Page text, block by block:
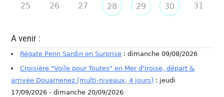
25 26 27 28 29 30 31
A venir :
Régate Penn Sardin en Surprise : dimanche 09/08/2026
Croisière "Voile pour Toutes" en Mer d'Iroise, départ &
arrivée Douarnenez (multi-niveaux, 4 jours) : jeudi
17/09/2026 - dimanche 20/09/2026